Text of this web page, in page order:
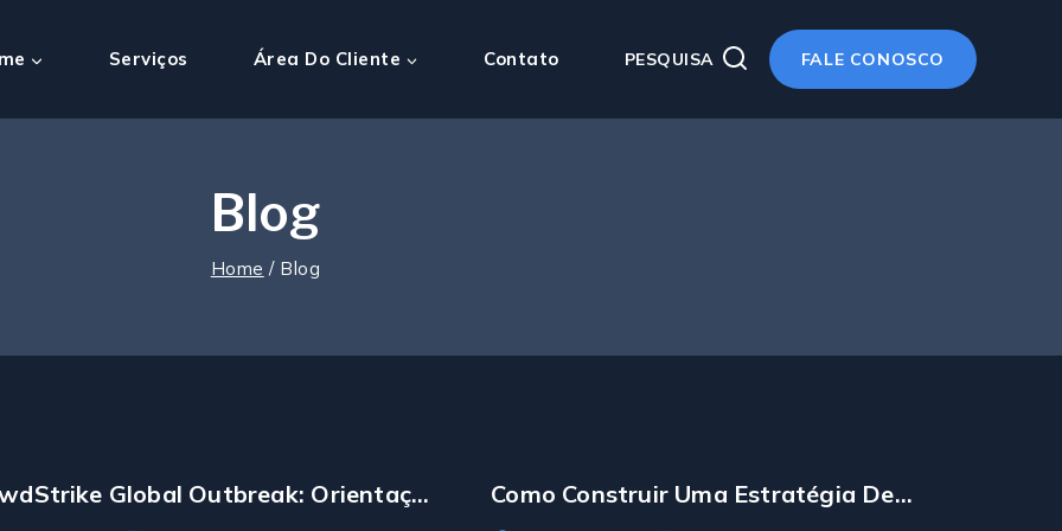
Serviços Área Do Cliente Contato PESQUISA FALE CONOSCO
Blog
Home / Blog
Global Outbreak: Orientação
Como Construir Uma Estratégia De